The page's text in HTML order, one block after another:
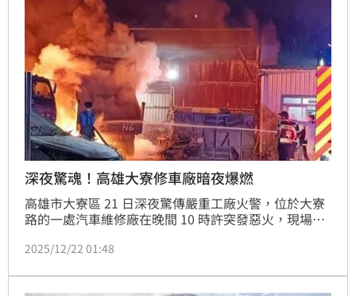
深夜驚魂！高雄大寮修車廠暗夜爆燃
高雄市大寮區 21 日深夜驚傳嚴重工廠火警，位於大寮
路的一處汽車維修廠在晚間 10 時許突發惡火，現場傳
戶。據目擊者描述，火災現場初步計有 4 輛待修車輛被
目前已緊急送往高雄長庚醫院救治。
2025/12/22 01:48